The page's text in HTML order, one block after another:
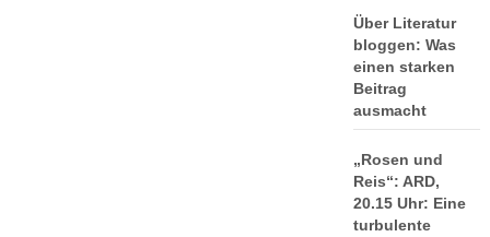
Über Literatur
bloggen: Was
einen starken
Beitrag
ausmacht
„Rosen und
Reis“: ARD,
20.15 Uhr: Eine
turbulente